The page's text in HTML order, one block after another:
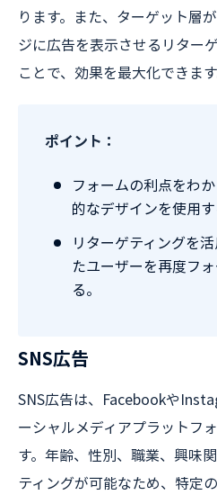
ります。また、ターゲット層
ジに広告を表示させるリター
ことで、効果を最大化できます
ポイント：
フォームの利点をわ
的なデザインを使用す
リターゲティングを
たユーザーを再度フ
る。
SNS広告
SNS広告は、Facebookや
ーシャルメディアプラットフ
す。年齢、性別、職業、興味
ティングが可能なため、特定